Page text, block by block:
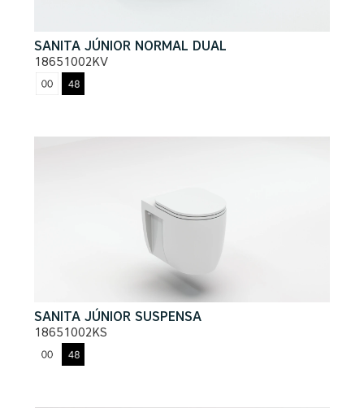
SANITA JÚNIOR NORMAL DUAL
18651002KV
SANITA JÚNIOR SUSPENSA
18651002KS